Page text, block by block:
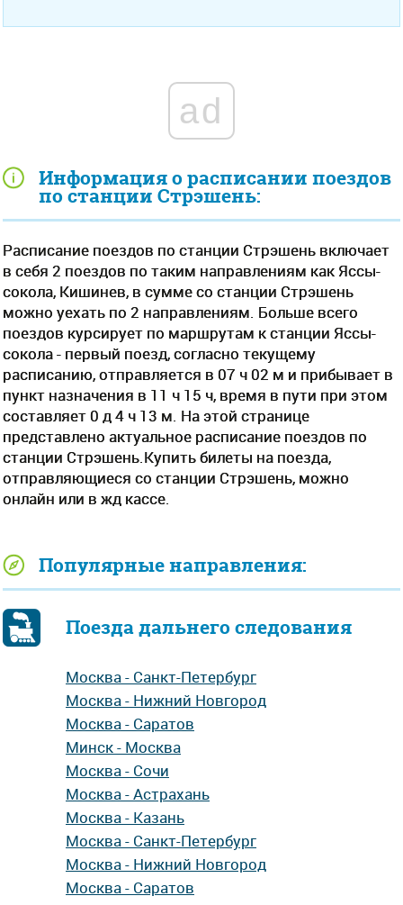
Информация о расписании поездов
по станции Стрэшень:
Расписание поездов по станции Стрэшень включает
в себя 2 поездов по таким направлениям как Яссы-
сокола, Кишинев, в сумме со станции Стрэшень
можно уехать по 2 направлениям. Больше всего
поездов курсирует по маршрутам к станции Яссы-
сокола - первый поезд, согласно текущему
расписанию, отправляется в 07 ч 02 м и прибывает в
пункт назначения в 11 ч 15 ч, время в пути при этом
составляет 0 д 4 ч 13 м. На этой странице
представлено актуальное расписание поездов по
станции Стрэшень.Купить билеты на поезда,
отправляющиеся со станции Стрэшень, можно
онлайн или в жд кассе.
Популярные направления:
Поезда дальнего следования
Москва - Санкт-Петербург
Москва - Нижний Новгород
Москва - Саратов
Минск - Москва
Москва - Сочи
Москва - Астрахань
Москва - Казань
Москва - Санкт-Петербург
Москва - Нижний Новгород
Москва - Саратов
ad